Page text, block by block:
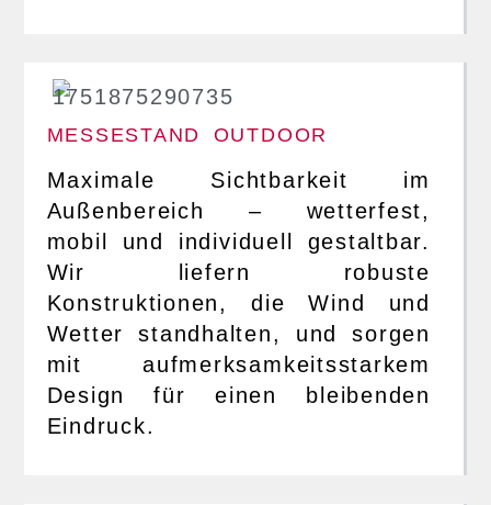
MESSESTAND OUTDOOR
Maximale Sichtbarkeit im
Außenbereich – wetterfest,
mobil und individuell gestaltbar.
Wir liefern robuste
Konstruktionen, die Wind und
Wetter standhalten, und sorgen
mit aufmerksamkeitsstarkem
Design für einen bleibenden
Eindruck.